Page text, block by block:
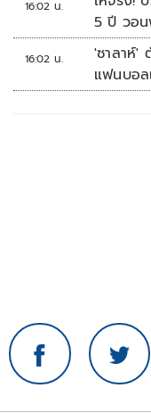
16:02 น.
5 ปี วอน
16:02 น.
'ซาลาห์'
แฟนบอล